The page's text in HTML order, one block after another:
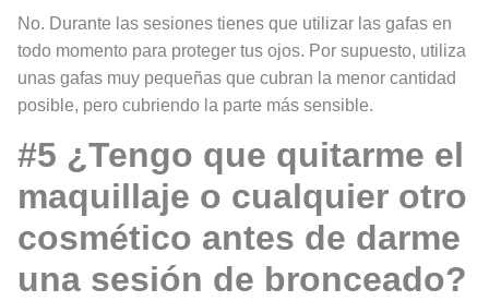
No. Durante las sesiones tienes que utilizar las gafas en
todo momento para proteger tus ojos. Por supuesto, utiliza
unas gafas muy pequeñas que cubran la menor cantidad
posible, pero cubriendo la parte más sensible.
#5 ¿Tengo que quitarme el
maquillaje o cualquier otro
cosmético antes de darme
una sesión de bronceado?